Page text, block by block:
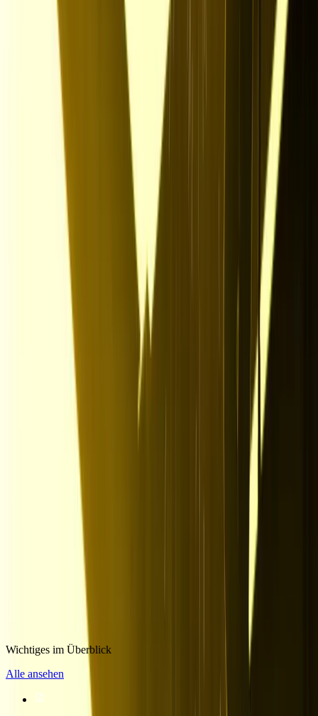
Vom Gesuchten
zum Suchenden
Für digitale Nomaden
und Reiseliebhaber
Für zukünftige Denker, Designer und kluge Köpfe
Für motivierte
Überflieger und Helden
Für Anpacker, Durchstarter und Möglichmacher
Für Organisationstalente, Experten und Teamplayer
Für Wertschöpfer, Familienmanager, Allrounder und Alltagshelden
Für Hände, die schaffen, Köpfe, die gestalten und Herzen, die
Für Macher, Denker
Für digitale Nomaden
und Reiseliebhaber
Wichtiges im Überblick
Alle ansehen